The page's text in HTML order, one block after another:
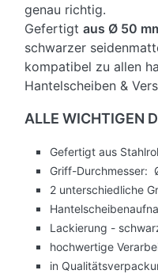
genau richtig.
Gefertigt aus Ø 50
schwarzer
kompatibel zu allen
Hantelscheiben &
ALLE WICHTIGEN
Gefertigt aus
Griff-Durchmesser:
2 unterschiedliche
Lackierung -
hochwertige
in